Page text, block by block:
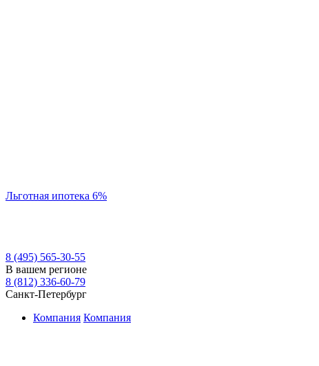
Льготная ипотека 6%
8 (495) 565-30-55
В вашем регионе
8 (812) 336-60-79
Санкт-Петербург
Компания Компания